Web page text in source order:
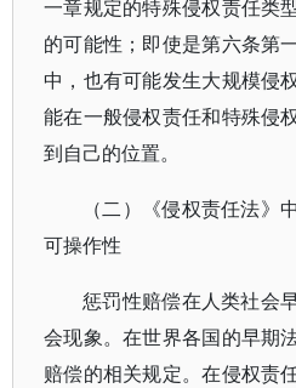
一章规定的特殊侵权责任类
的可能性；即使是第六条第
中，也有可能发生大规模侵
能在一般侵权责任和特殊侵
到自己的位置。
（二）《侵权责任法》
可操作性
惩罚性赔偿在人类社会
会现象。在世界各国的早期
赔偿的相关规定。在侵权责